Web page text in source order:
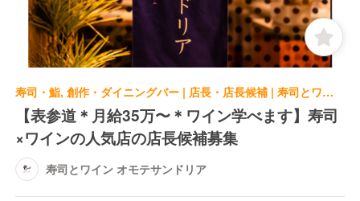
寿司・鮨, 創作・ダイニングバー | 店長・店長候補 | 寿司とワイン オモテサンドリア
【表参道＊月給35万〜＊ワイン学べます】寿司
×ワインの人気店の店長候補募集
寿司とワイン オモテサンドリア